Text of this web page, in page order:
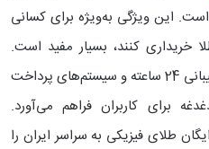
این ویژگی به‌ویژه برای کسانی
خریداری کنند، بسیار مفید است.
علاوه بر این، دیجی‌کالا با ارائه پشتیبانی 24 ساعته و سیستم‌های پرداخت
برای کاربران فراهم می‌آورد.
طلای فیزیکی به سراسر ایران را